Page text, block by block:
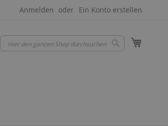
Anmelden Ein Konto erstellen
Suche